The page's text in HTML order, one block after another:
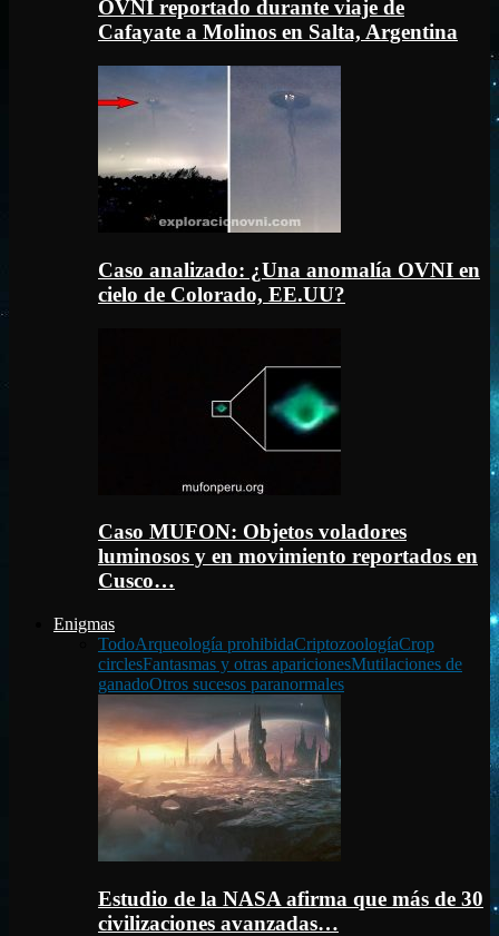
OVNI reportado durante viaje de
Cafayate a Molinos en Salta, Argentina
Caso analizado: ¿Una anomalía OVNI en
cielo de Colorado, EE.UU?
Caso MUFON: Objetos voladores
luminosos y en movimiento reportados en
Cusco…
Enigmas
TodoArqueología prohibidaCriptozoologíaCrop
circlesFantasmas y otras aparicionesMutilaciones de
ganadoOtros sucesos paranormales
Estudio de la NASA afirma que más de 30
civilizaciones avanzadas…